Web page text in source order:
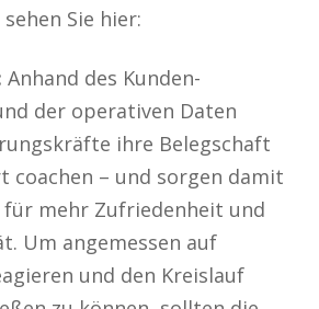
Sie hier:
Anhand des Kunden-
der operativen Daten
ihre Belegschaft
coachen – und sorgen damit
mehr Zufriedenheit und
Um angemessen auf
und den Kreislauf